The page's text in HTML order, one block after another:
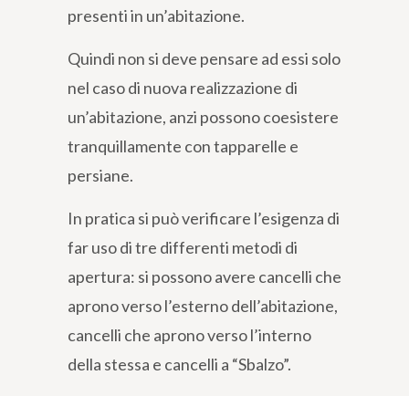
presenti in un’abitazione.
Quindi non si deve pensare ad essi solo
nel caso di nuova realizzazione di
un’abitazione, anzi possono coesistere
tranquillamente con tapparelle e
persiane.
In pratica si può verificare l’esigenza di
far uso di tre differenti metodi di
apertura: si possono avere cancelli che
aprono verso l’esterno dell’abitazione,
cancelli che aprono verso l’interno
della stessa e cancelli a “Sbalzo”.